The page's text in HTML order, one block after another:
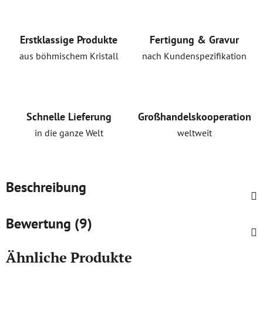
Erstklassige Produkte
aus böhmischem Kristall
Fertigung & Gravur
nach Kundenspezifikation
Schnelle Lieferung
in die ganze Welt
Großhandelskooperation
weltweit
Beschreibung
Bewertung (9)
Ähnliche Produkte